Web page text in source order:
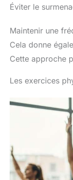
Éviter le
Maintenir une
Cela donne
Cette approche
Les exercices